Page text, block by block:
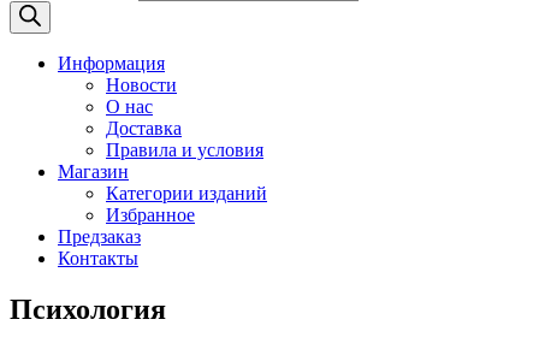
Информация
Новости
О нас
Доставка
Правила и условия
Магазин
Категории изданий
Избранное
Предзаказ
Контакты
Психология